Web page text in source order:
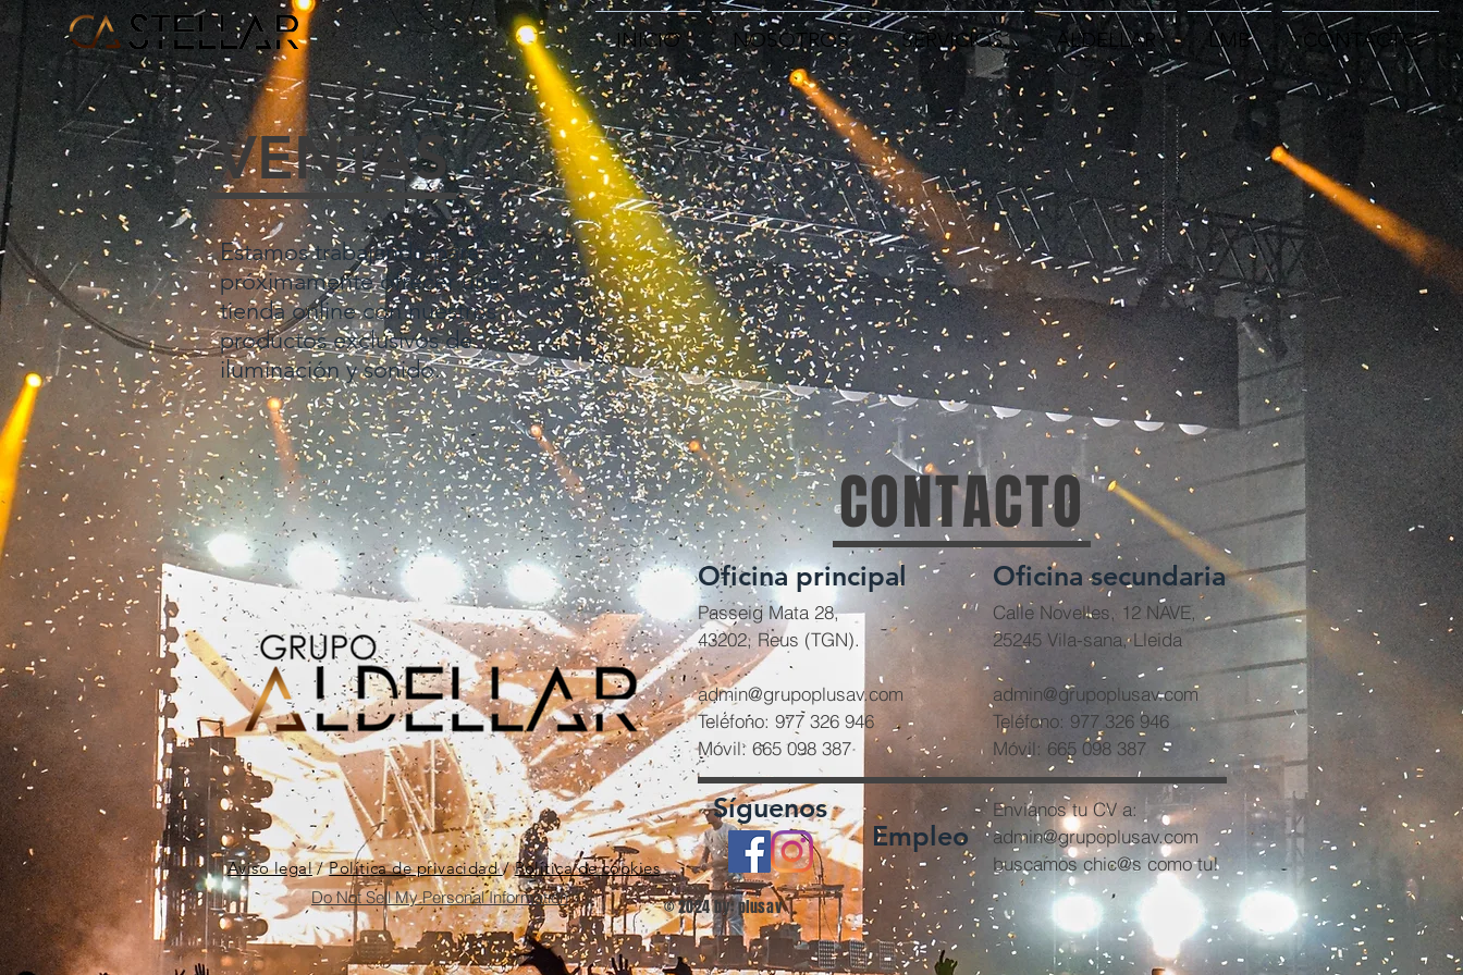
INICIO NOSOTROS SERVICIOS ALDELLAR LMB CONTACTO
VENTAS
Estamos trabajando para
próximamente ofrecer una
tienda online con nuestros
productos exclusivos de
iluminación y sonido.
CONTACTO
Oficina principal
Passeig Mata 28,
43202, Reus (TGN).
admin@grupoplusav.com
Teléfono: 977 326 946
Móvil: 665 098 387
Oficina secundaria
Calle Novelles, 12 NAVE,
25245 Vila-sana, Lleida
admin@grupoplusav.com
Teléfono: 977 326 946
Móvil: 665 098 387
Síguenos
Aviso legal/Política de privacidad/Política de cookies
Do Not Sell My Personal Information
© 2024 by: plusav
Empleo
Envianos tu CV a:
admin@grupoplusav.com
buscamos chic@s como tu!